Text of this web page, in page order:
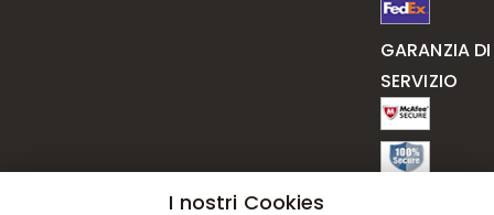
GARANZIA DI
SERVIZIO
I nostri Cookies